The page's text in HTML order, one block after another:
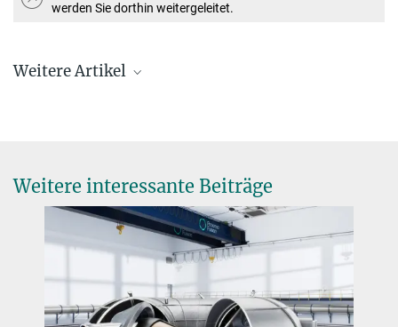
werden Sie dorthin weitergeleitet.
Weitere Artikel
Deutscher Gründerpreis für planqc
9. SEPTEMBER 2025
Die Ausgründung aus dem Max-Planck-Institut für Quantenoptik
gewinnt mit ihrem Ansatz für einen leistungsfähigen und
Weitere interessante Beiträge